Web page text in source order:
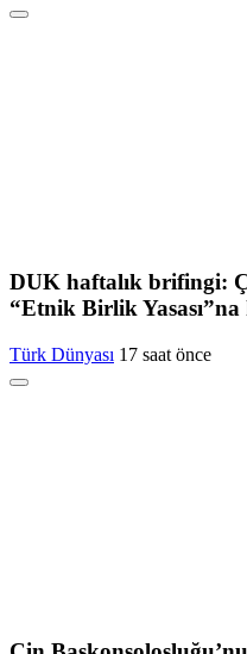
DUK haftalık brifingi:
“Etnik Birlik Yasası”na
Türk Dünyası 17 saat önce